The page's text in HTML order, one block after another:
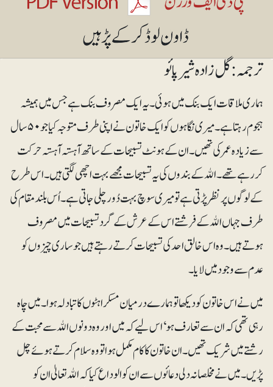
ترجمہ: گل زادہ شیرپائو
ہماری ملاقات ایک بنک میں ہوئی۔ یہ ایک مصروف بنک ہے جس میں ہمیشہ
ہجوم رہتا ہے۔ میری نگاہوں کو ایک خاتون نے اپنی طرف متوجہ کیا جو ۵۰سال
سے زیادہ عمر کی تھیں۔ ان کے ہونٹ تسبیحات کے ساتھ آہستہ آہستہ حرکت
کر رہے تھے۔ اﷲ کے بندوں کی یہ تسبیحات مجھے بہت اچھی لگتی ہیں۔ اس طرح
کے لوگوں پر نظر پڑتی ہے تو میری سوچ بہت دُور چلی جاتی ہے۔ اُس بلند مقام کی
طرف جہاں اﷲ کے فرشتے اس کے عرش کے گرد تسبیحات میں مصروف
ہوتے ہیں۔ وہ اس خالق احد کی تسبیحات کرتے رہتے ہیں جو ساری چیزوں کو
عدم سے وجود میں لایا۔
میں نے اس خاتون کو دیکھا تو ہمارے درمیان مسکراہٹوں کا تبادلہ ہوا۔ میں چاہ
رہی تھی کہ ان سے تعارف ہو‘ اس لیے کہ میں اور وہ دونوں اﷲ سے محبت کے
رشتے میں شریک تھیں۔ ان خاتون کا کام مکمل ہوا تو وہ سلام کرتے ہوئے چل
پڑیں۔ میں نے مخلصانہ دلی دعائوں سے ان کو الوداع کیا کہ اﷲ تعالیٰ ان کو